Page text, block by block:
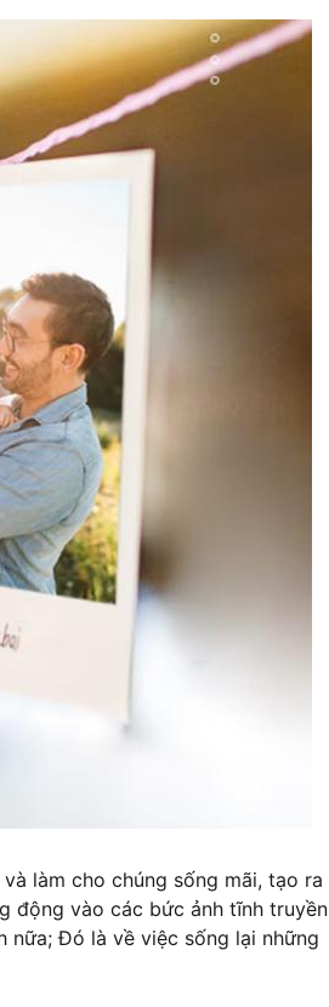
làm cho chúng sống mãi, tạo ra
động vào các bức ảnh tĩnh truyền
nữa; Đó là về việc sống lại những